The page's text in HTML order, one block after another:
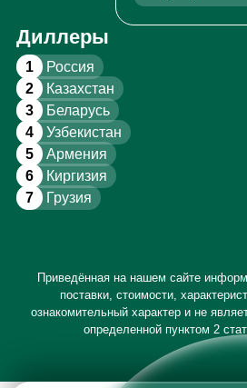
Диллеры
1 Россия
2 Казахстан
3 Беларусь
4 Узбекистан
5 Армения
6 Киргизия
7 Грузия
Приведённая на нашем сайте
поставки, стоимости,
ознакомительный характер и не
определенной пунктом 2